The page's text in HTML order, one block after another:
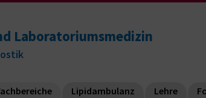
Laboratoriumsmedizin
Lipidambulanz Lehre